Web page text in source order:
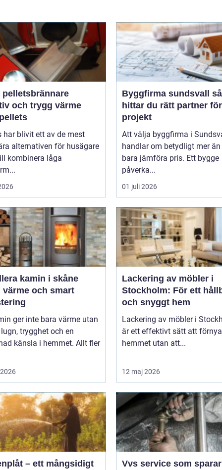
pelletsbrännare
och trygg värme
har blivit ett av de mest
alternativen för husägare
kombinera låga
Byggfirma sundsvall så
hittar du rätt partner
projekt
Att välja byggfirma i
handlar om betydligt mer
bara jämföra pris. Ett bygge
påverka...
01 juli 2026
kamin i skåne
värme och smart
ger inte bara värme utan
trygghet och en
känsla i hemmet. Allt fler
Lackering av möbler i
Stockholm: För ett
och snyggt hem
Lackering av möbler i
är ett effektivt sätt att förnya
hemmet utan att...
12 maj 2026
– ett mångsidigt
Vvs service som sparar